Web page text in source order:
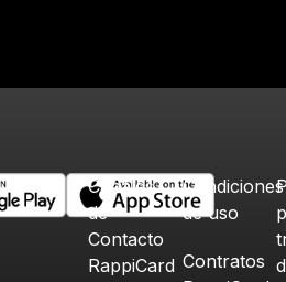
Canales
de
Contacto
RappiCard
Condiciones
de uso
Contratos